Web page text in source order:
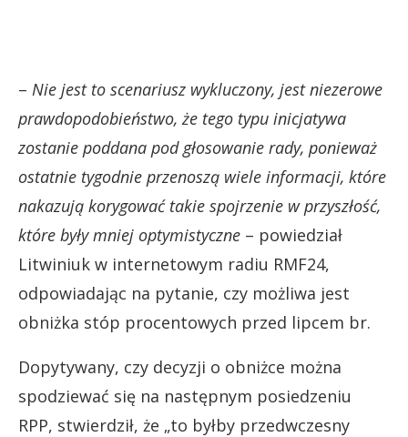
– Nie jest to scenariusz wykluczony, jest niezerowe
prawdopodobieństwo, że tego typu inicjatywa
zostanie poddana pod głosowanie rady, ponieważ
ostatnie tygodnie przenoszą wiele informacji, które
nakazują korygować takie spojrzenie w przyszłość,
które były mniej optymistyczne – powiedział
Litwiniuk w internetowym radiu RMF24,
odpowiadając na pytanie, czy możliwa jest
obniżka stóp procentowych przed lipcem br.
Dopytywany, czy decyzji o obniżce można
spodziewać się na następnym posiedzeniu
RPP, stwierdził, że „to byłby przedwczesny